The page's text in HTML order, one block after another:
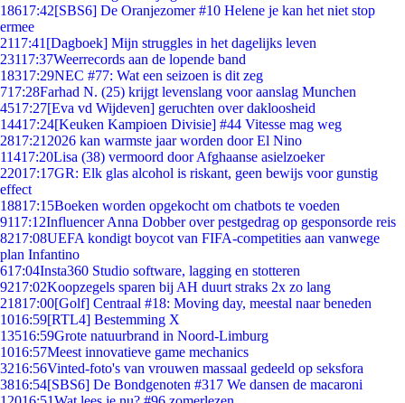
18617:42[SBS6] De Oranjezomer #10 Helene je kan het niet stop
ermee
2117:41 [Dagboek] Mijn struggles in het dagelijks leven
23117:37Weerrecords aan de lopende band
18317:29NEC #77: Wat een seizoen is dit zeg
717:28Farhad N. (25) krijgt levenslang voor aanslag Munchen
4517:27[Eva vd Wijdeven] geruchten over dakloosheid
14417:24[Keuken Kampioen Divisie] #44 Vitesse mag weg
2817:21 2026 kan warmste jaar worden door El Nino
11417:20Lisa (38) vermoord door Afghaanse asielzoeker
22017:17GR: Elk glas alcohol is riskant, geen bewijs voor gunstig
effect
18817:15Boeken worden opgekocht om chatbots te voeden
9117:12Influencer Anna Dobber over pestgedrag op gesponsorde reis
8217:08UEFA kondigt boycot van FIFA-competities aan vanwege
plan Infantino
617:04Insta360 Studio software, lagging en stotteren
9217:02Koopzegels sparen bij AH duurt straks 2x zo lang
21817:00[Golf] Centraal #18: Moving day, meestal naar beneden
1016:59[RTL4] Bestemming X
13516:59Grote natuurbrand in Noord-Limburg
1016:57Meest innovatieve game mechanics
3216:56Vinted-foto's van vrouwen massaal gedeeld op seksfora
3816:54[SBS6] De Bondgenoten #317 We dansen de macaroni